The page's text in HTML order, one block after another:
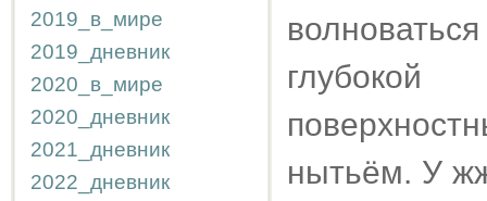
2019_в_мире
2019_дневник
2020_в_мире
2020_дневник
2021_дневник
2022_дневник
нытьём. У